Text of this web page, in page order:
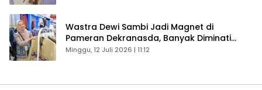
Wastra Dewi Sambi Jadi Magnet di
Pameran Dekranasda, Banyak Diminati
Pengunjung
Minggu, 12 Juli 2026 | 11:12